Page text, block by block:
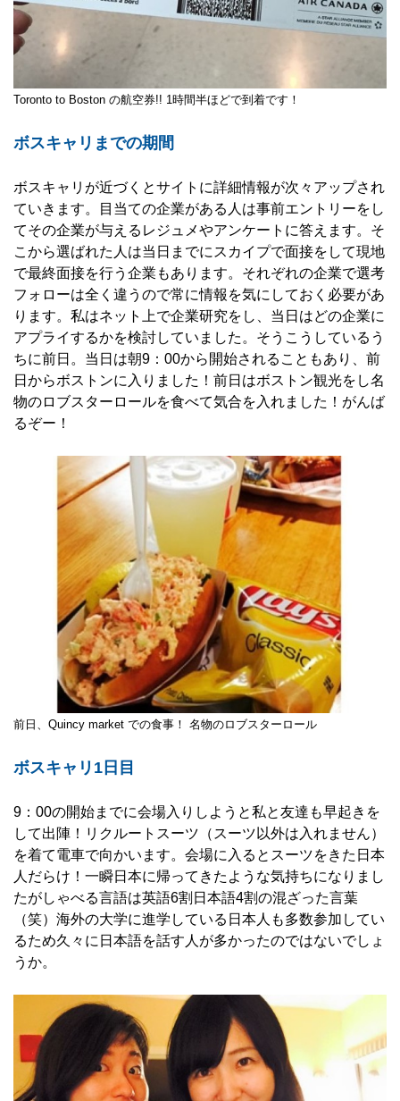
Toronto to Boston の航空券!! 1時間半ほどで到着です！
ボスキャリまでの期間
ボスキャリが近づくとサイトに詳細情報が次々アップされ
ていきます。目当ての企業がある人は事前エントリーをし
てその企業が与えるレジュメやアンケートに答えます。そ
こから選ばれた人は当日までにスカイプで面接をして現地
で最終面接を行う企業もあります。それぞれの企業で選考
フォローは全く違うので常に情報を気にしておく必要があ
ります。私はネット上で企業研究をし、当日はどの企業に
アプライするかを検討していました。そうこうしているう
ちに前日。当日は朝9：00から開始されることもあり、前
日からボストンに入りました！前日はボストン観光をし名
物のロブスターロールを食べて気合を入れました！がんば
るぞー！
前日、Quincy market での食事！ 名物のロブスターロール︎
ボスキャリ1日目
9：00の開始までに会場入りしようと私と友達も早起きを
して出陣！リクルートスーツ（スーツ以外は入れません）
を着て電車で向かいます。会場に入るとスーツをきた日本
人だらけ！一瞬日本に帰ってきたような気持ちになりまし
たがしゃべる言語は英語6割日本語4割の混ざった言葉
（笑）海外の大学に進学している日本人も多数参加してい
るため久々に日本語を話す人が多かったのではないでしょ
うか。